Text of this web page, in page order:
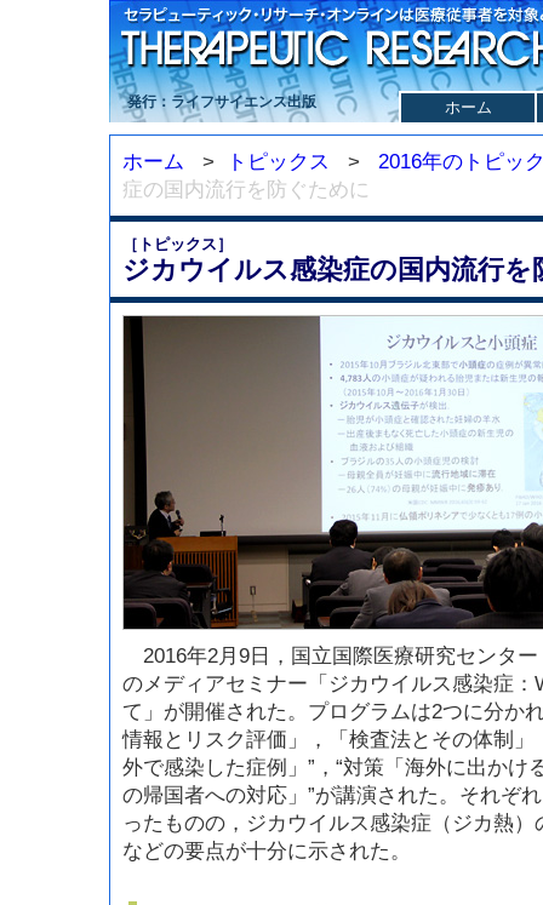
発行：ライフサイエンス出版 ホーム
ホーム > トピックス > 2016年のトピッ
症の国内流行を防ぐために
［トピックス］
ジカウイルス感染症の国内流行を
2016年2月9日，国立国際医療研究センタ
のメディアセミナー「ジカウイルス感染症
て」が開催された。プログラムは2つに分か
情報とリスク評価」，「検査法とその体制」
外で感染した症例」”，“対策「海外に出かけ
の帰国者への対応」”が講演された。それぞ
ったものの，ジカウイルス感染症（ジカ熱
などの要点が十分に示された。